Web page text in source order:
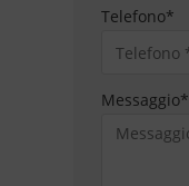
Telefono*
Messaggio*